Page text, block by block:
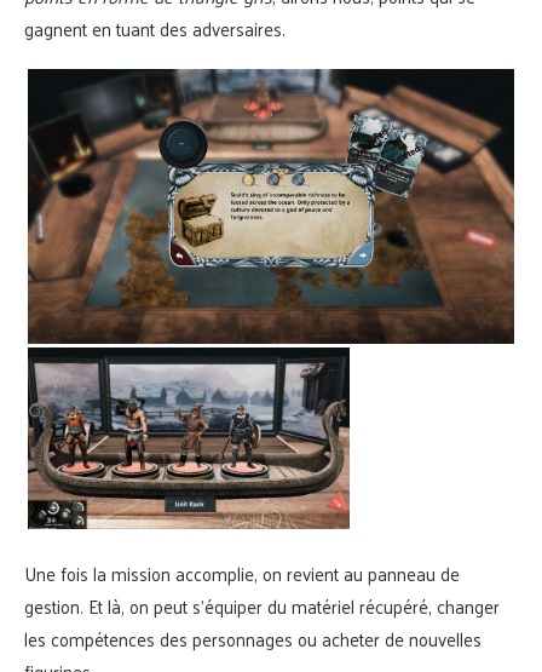
gagnent en tuant des adversaires.
Une fois la mission accomplie, on revient au panneau de
gestion. Et là, on peut s’équiper du matériel récupéré, changer
les compétences des personnages ou acheter de nouvelles